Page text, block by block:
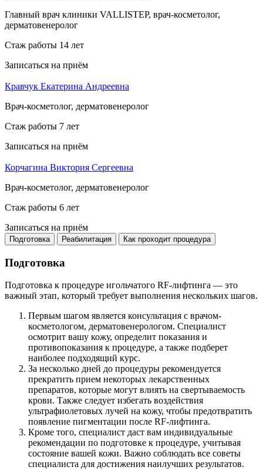
Главный врач клиники VALLISTEP, врач-косметолог,
дерматовенеролог
Стаж работы 14 лет
Записаться на приём
Кравчук Екатерина Андреевна
Врач-косметолог, дерматовенеролог
Стаж работы 7 лет
Записаться на приём
Корчагина Виктория Сергеевна
Врач-косметолог, дерматовенеролог
Стаж работы 6 лет
Записаться на приём
Подготовка Реабилитация Как проходит процедура
Подготовка
Подготовка к процедуре игольчатого RF-лифтинга — это
важный этап, который требует выполнения нескольких шагов.
Первым шагом является консультация с врачом-
косметологом, дерматовенерологом. Специалист
осмотрит вашу кожу, определит показания и
противопоказания к процедуре, а также подберет
наиболее подходящий курс.
За несколько дней до процедуры рекомендуется
прекратить прием некоторых лекарственных
препаратов, которые могут влиять на свертываемость
крови. Также следует избегать воздействия
ультрафиолетовых лучей на кожу, чтобы предотвратить
появление пигментации после RF-лифтинга.
Кроме того, специалист даст вам индивидуальные
рекомендации по подготовке к процедуре, учитывая
состояние вашей кожи. Важно соблюдать все советы
специалиста для достижения наилучших результатов.